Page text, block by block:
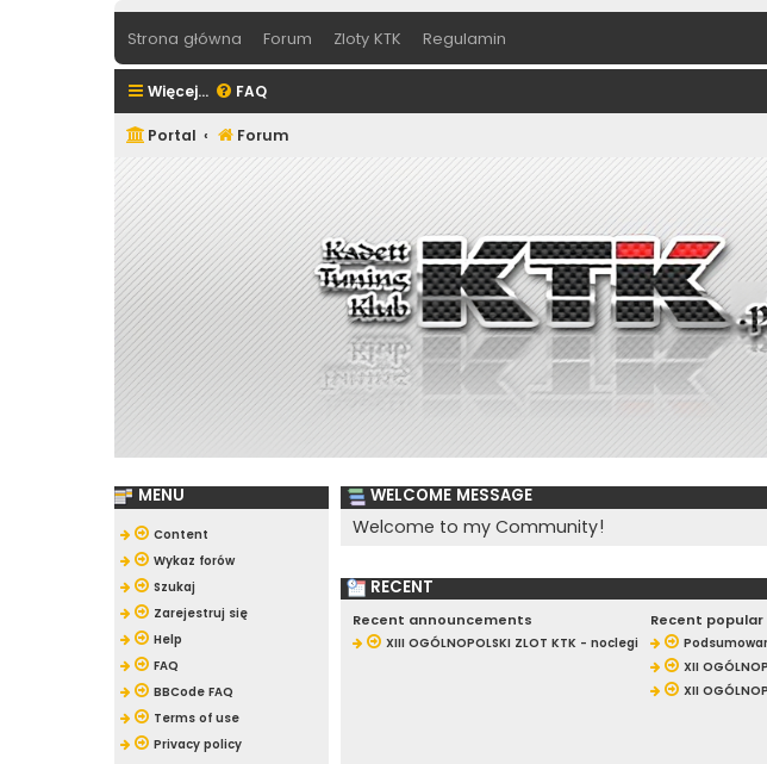
Strona główna Forum Zloty KTK Regulamin
Więcej… FAQ
Portal Forum
WELCOME MESSAGE
Welcome to my Community!
RECENT
Recent announcements Recent
XIII OGÓLNOPOLSKI ZLOT KTK - noclegi
XII
XII
MENU
Content
Wykaz forów
Szukaj
Zarejestruj się
Help
FAQ
BBCode FAQ
Terms of use
Privacy policy